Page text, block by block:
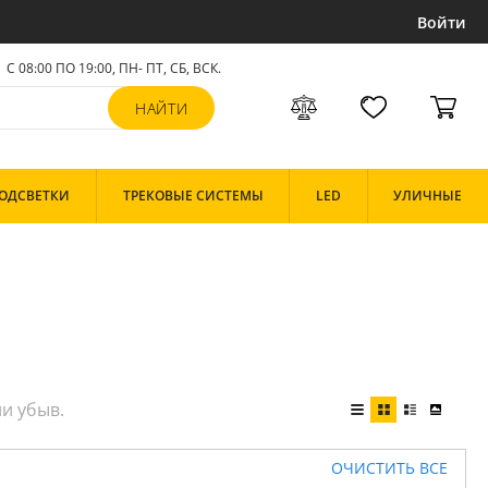
Войти
С 08:00 ПО 19:00, ПН- ПТ,СБ, ВСК.
ТРЕКОВЫЕ СИСТЕМЫ LED УЛИЧНЫЕ
ОЧИСТИТЬ ВСЕ